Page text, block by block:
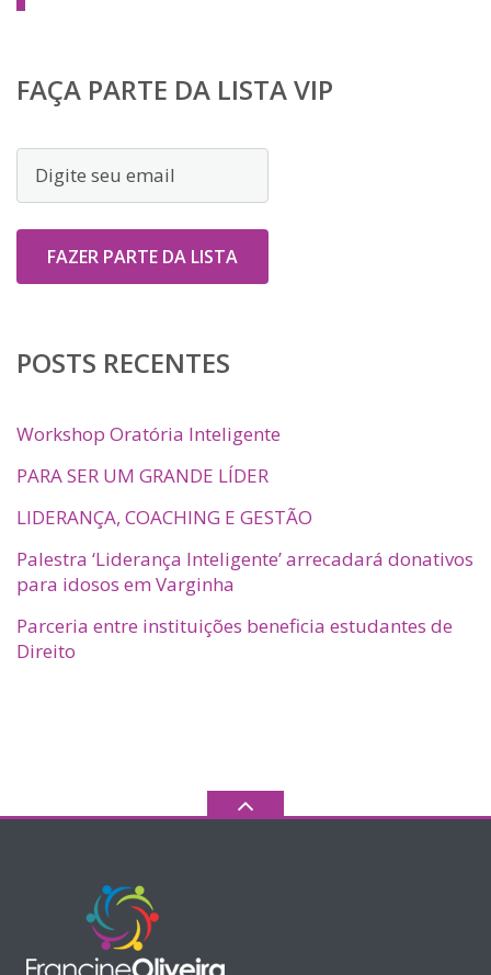
FAÇA PARTE DA LISTA VIP
POSTS RECENTES
Workshop Oratória Inteligente
PARA SER UM GRANDE LÍDER
LIDERANÇA, COACHING E GESTÃO
Palestra ‘Liderança Inteligente’ arrecadará donativos
para idosos em Varginha
Parceria entre instituições beneficia estudantes de
Direito